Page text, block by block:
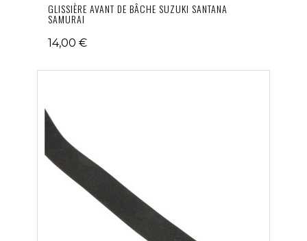
GLISSIÈRE AVANT DE BÂCHE SUZUKI SANTANA
SAMURAI
14,00 €